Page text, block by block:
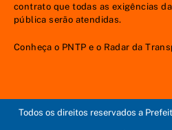
contrato que todas as exigências
pública serão atendidas.
Conheça o PNTP e o Radar da
Todos os direitos reservados a